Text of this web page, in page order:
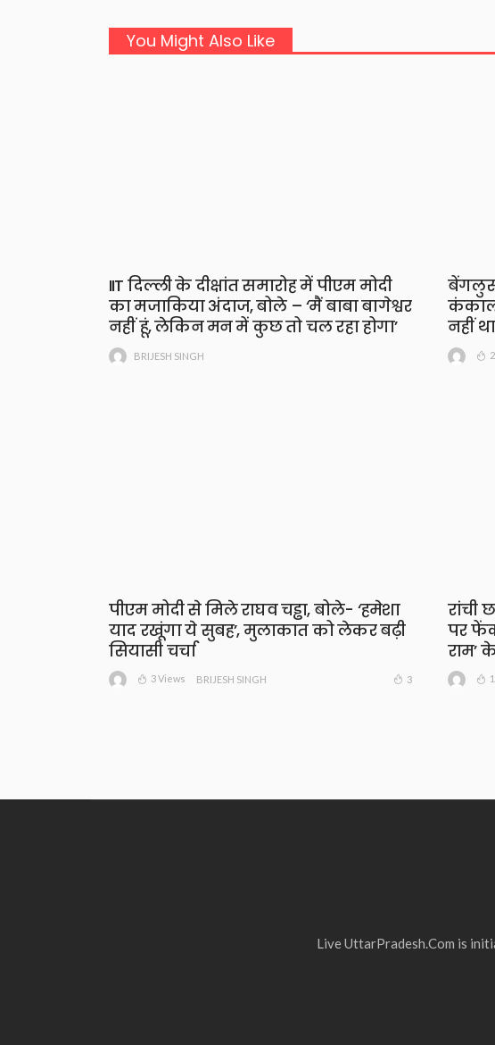
You Might Also Like
IIT दिल्ली के दीक्षांत समारोह में पीएम मोदी
का मजाकिया अंदाज, बोले – ‘मैं बाबा बागेश्वर
नहीं हूं, लेकिन मन में कुछ तो चल रहा होगा’
BRIJESH SINGH
बेंगलुरु
नहीं
पीएम मोदी से मिले राघव चड्ढा, बोले- ‘हमेशा
याद रखूंगा ये सुबह’, मुलाकात को लेकर बढ़ी
सियासी चर्चा
3 Views BRIJESH SINGH 3
रांची
पर
राम’
Live UttarPradesh.Com is